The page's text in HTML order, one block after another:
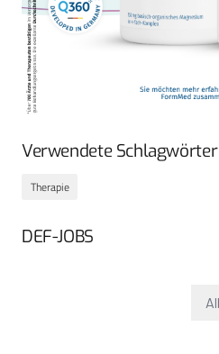
Verwendete Schlagwörter
Therapie
DEF-JOBS